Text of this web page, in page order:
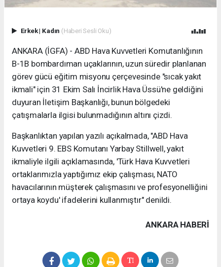
Erkek| Kadın (Haberi Sesli Oku)
ANKARA (İGFA) - ABD Hava Kuvvetleri Komutanlığının
B-1B bombardıman uçaklarının, uzun süredir planlanan
görev gücü eğitim misyonu çerçevesinde "sıcak yakıt
ikmali" için 31 Ekim Salı İncirlik Hava Üssü'ne geldiğini
duyuran İletişim Başkanlığı, bunun bölgedeki
çatışmalarla ilgisi bulunmadığının altını çizdi.
Başkanlıktan yapılan yazılı açıkalmada, "ABD Hava
Kuvvetleri 9. EBS Komutanı Yarbay Stillwell, yakıt
ikmaliyle ilgili açıklamasında, 'Türk Hava Kuvvetleri
ortaklarımızla yaptığımız ekip çalışması, NATO
havacılarının müşterek çalışmasını ve profesyonelliğini
ortaya koydu' ifadelerini kullanmıştır" denildi.
ANKARA HABERİ